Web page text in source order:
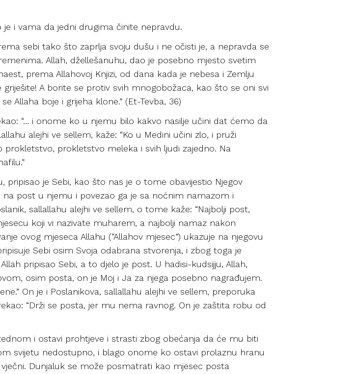
je i vama da jedni drugima činite nepravdu.
sebi tako što zaprlja svoju dušu i ne očisti je, a nepravda se
Allah, džellešanuhu, dao je posebno mjesto svetim
prema Allahovoj Knjizi, od dana kada je nebesa i Zemlju
A borite se protiv svih mnogobožaca, kao što se oni svi
Allaha boje i grijeha klone.” (Et-Tevba, 36)
“… i onome ko u njemu bilo kakvo nasilje učini dat ćemo da
alejhi ve sellem, kaže: “Ko u Medini učini zlo, i pruži
prokletstvo meleka i svih ljudi zajedno. Na
pripisao je Sebi, kao što nas je o tome obavijestio Njegov
na post u njemu i povezao ga je sa noćnim namazom i
sallallahu alejhi ve sellem, o tome kaže: “Najbolji post,
koji vi nazivate muharem, a najbolji namaz nakon
ovog mjeseca Allahu (“Allahov mjesec”) ukazuje na njegovu
Sebi osim Svoja odabrana stvorenja, i zbog toga je
pripisao Sebi, a to djelo je post. U hadisi-kudsijju, Allah,
osim posta, on je Moj i Ja za njega posebno nagrađujem.
On je i Poslanikova, sallallahu alejhi ve sellem, preporuka
“Drži se posta, jer mu nema ravnog. On je zaštita robu od
i ostavi prohtjeve i strasti zbog obećanja da će mu biti
svijetu nedostupno, i blago onome ko ostavi prolaznu hranu
Dunjaluk se može posmatrati kao mjesec posta